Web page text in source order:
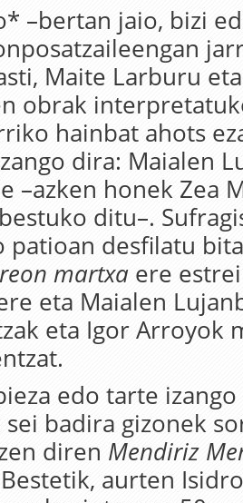
–bertan jaio, bizi
Maite Larburu
obrak
hainbat ahots
dira: Maialen
–azken honek Zea
ditu–.
patioan desfilatu
martxa ere
eta Maialen
eta Igor Arroyok
edo tarte
badira gizonek
diren Mendiriz
aurten